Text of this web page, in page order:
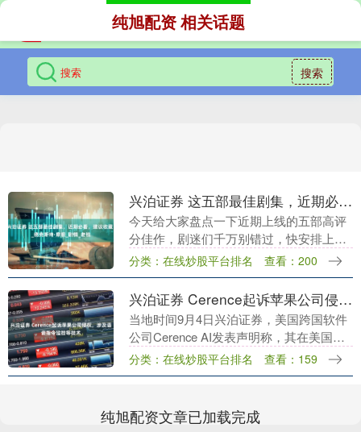
搜索
纯旭配资 相关话题
兴泊证券 这五部最佳剧集，近期必看，建议收藏！_德克斯特·摩根_剧情_老钱
今天给大家盘点一下近期上线的五部高评
分佳作，剧迷们千万别错过，快安排上
吧！ 首先要推荐的是《嗜血法医：杀魔复
生》（Dexter: Resurrection）。如....
分类：在线炒股平台排名 查看：200
兴泊证券 Cerence起诉苹果公司侵权，涉及语音指令监控等技术
当地时间9月4日兴泊证券，美国跨国软件
公司Cerence AI发表声明称，其在美国德
克萨斯州西区地方法院对苹果提起专利侵
权诉讼。 Cerence AI表示，针对....
分类：在线炒股平台排名 查看：159
纯旭配资文章已加载完成